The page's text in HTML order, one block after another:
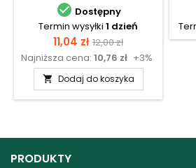
 Dostępny
Termin wysyłki 1 dzień
Cena
11,04 zł Cena
podstawowa
12,00 zł
Najniższa cena: 10,76 zł +3%
 Dodaj do koszyka
PRODUKTY